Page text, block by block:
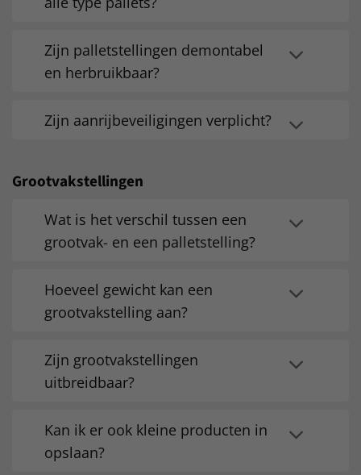
Zijn palletstellingen demontabel
en herbruikbaar?
Zijn aanrijbeveiligingen verplicht?
Grootvakstellingen
Wat is het verschil tussen een
grootvak- en een palletstelling?
Hoeveel gewicht kan een
grootvakstelling aan?
Zijn grootvakstellingen
uitbreidbaar?
Kan ik er ook kleine producten in
opslaan?